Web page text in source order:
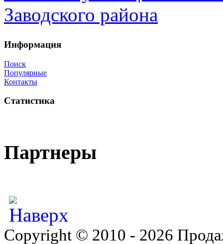
Информация
Поиск
Популярные
Контакты
Статистика
Партнеры
Copyright © 2010 - 2026